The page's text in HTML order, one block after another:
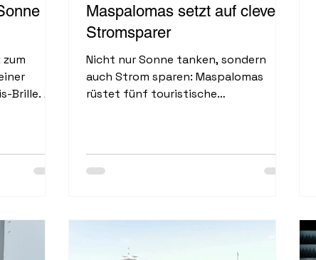
Brille. An
Maspalomas setzt auf clevere
Stromsparer
Nicht nur Sonne tanken, sondern
auch Strom sparen: Maspalomas
rüstet fünf touristische